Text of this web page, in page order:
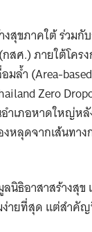
สุขภาคใต้ ร่วมกั
สศ.) ภายใต้โคร
ล้ำ (Area-
Zero
อำเภอหาดใหญ่ห
หลุดจากเส้นทาง
ธิอาสาสร้างสุข
ง่ายที่สุด แต่สำคั